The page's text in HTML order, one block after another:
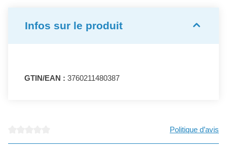
Infos sur le produit
GTIN/EAN : 3760211480387
Politique d’avis